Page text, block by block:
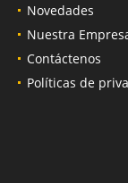
Novedades
Nuestra
Contáctenos
Políticas de